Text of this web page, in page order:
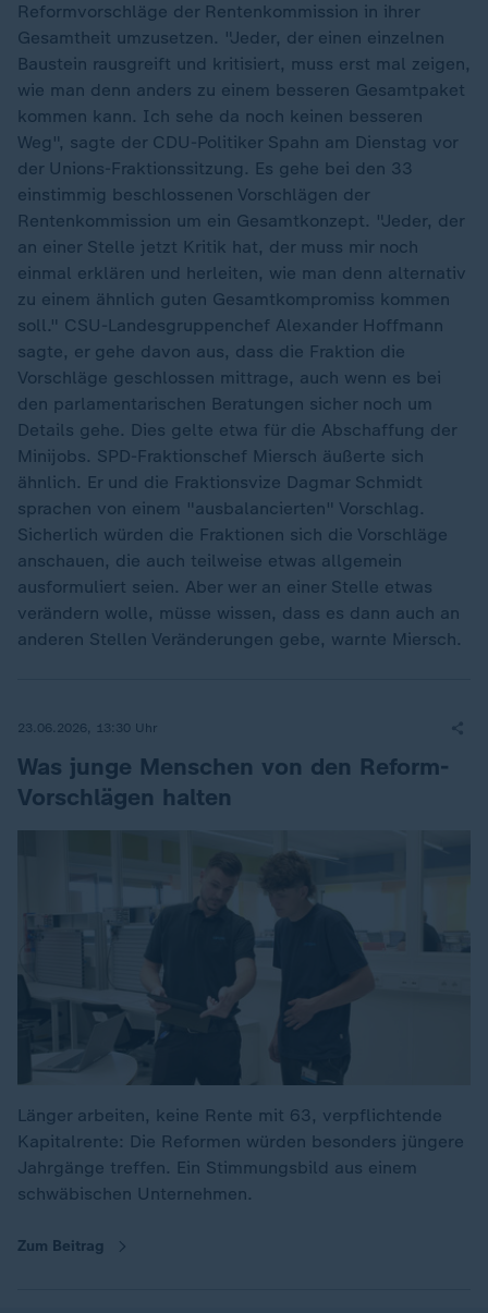
Reformvorschläge der Rentenkommission in ihrer
Gesamtheit umzusetzen. "Jeder, der einen einzelnen
Baustein rausgreift und kritisiert, muss erst mal zeigen,
wie man denn anders zu einem besseren Gesamtpaket
kommen kann. Ich sehe da noch keinen besseren
Weg", sagte der CDU-Politiker Spahn am Dienstag vor
der Unions-Fraktionssitzung. Es gehe bei den 33
einstimmig beschlossenen Vorschlägen der
Rentenkommission um ein Gesamtkonzept. "Jeder, der
an einer Stelle jetzt Kritik hat, der muss mir noch
einmal erklären und herleiten, wie man denn alternativ
zu einem ähnlich guten Gesamtkompromiss kommen
soll." CSU-Landesgruppenchef Alexander Hoffmann
sagte, er gehe davon aus, dass die Fraktion die
Vorschläge geschlossen mittrage, auch wenn es bei
den parlamentarischen Beratungen sicher noch um
Details gehe. Dies gelte etwa für die Abschaffung der
Minijobs. SPD-Fraktionschef Miersch äußerte sich
ähnlich. Er und die Fraktionsvize Dagmar Schmidt
sprachen von einem "ausbalancierten" Vorschlag.
Sicherlich würden die Fraktionen sich die Vorschläge
anschauen, die auch teilweise etwas allgemein
ausformuliert seien. Aber wer an einer Stelle etwas
verändern wolle, müsse wissen, dass es dann auch an
anderen Stellen Veränderungen gebe, warnte Miersch.
23.06.2026, 13:30 Uhr
Was junge Menschen von den Reform-
Vorschlägen halten
Länger arbeiten, keine Rente mit 63, verpflichtende
Kapitalrente: Die Reformen würden besonders jüngere
Jahrgänge treffen. Ein Stimmungsbild aus einem
schwäbischen Unternehmen.
Zum Beitrag